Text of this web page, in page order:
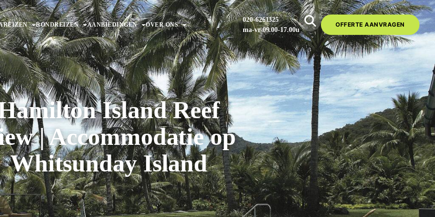
RONDREIZEN AANBIEDINGEN OVER ONS
020-6261325
ma-vr 09.00-17.00u
OFFERTE AANVRAGEN
Island Reef
| Accommodatie op
Whitsunday Island